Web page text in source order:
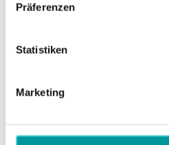
Präferenzen
Statistiken
Marketing